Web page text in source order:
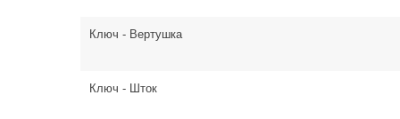
Ключ - Вертушка
Ключ - Шток